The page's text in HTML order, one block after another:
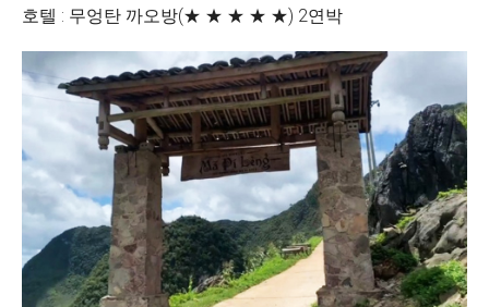
호텔 : 무엉탄 까오방(★ ★ ★ ★ ★) 2연박